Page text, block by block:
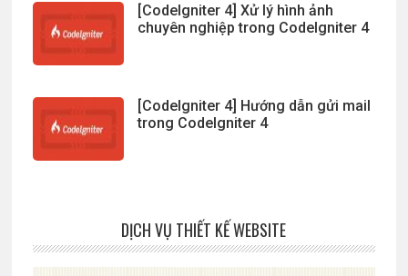
[CodeIgniter 4] Xử lý hình ảnh
chuyên nghiệp trong CodeIgniter 4
[CodeIgniter 4] Hướng dẫn gửi mail
trong CodeIgniter 4
DỊCH VỤ THIẾT KẾ WEBSITE